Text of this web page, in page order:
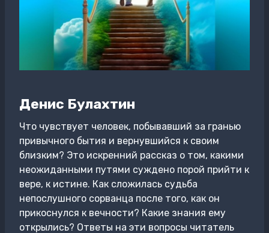
Денис Булахтин
Что чувствует человек, побывавший за гранью
привычного бытия и вернувшийся к своим
близким? Это искренний рассказ о том, какими
неожиданными путями суждено порой прийти к
вере, к истине. Как сложилась судьба
непослушного сорванца после того, как он
прикоснулся к вечности? Какие знания ему
открылись? Ответы на эти вопросы читатель